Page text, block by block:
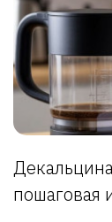
пошаговая